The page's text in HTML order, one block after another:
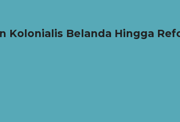
Kolonialis Belanda Hingga